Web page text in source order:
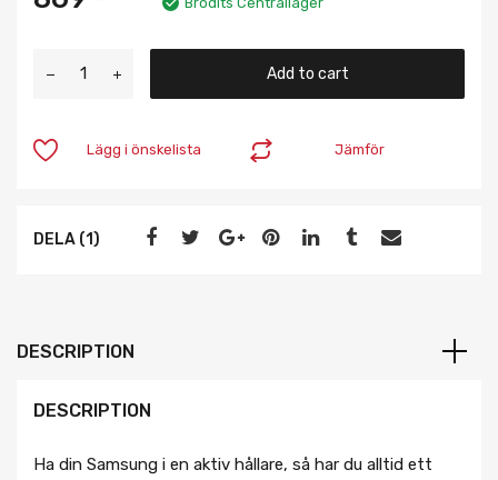
Add to cart
Jämför
Lägg i önskelista
DELA (1)
DESCRIPTION
DESCRIPTION
Ha din Samsung i en aktiv hållare, så har du alltid ett